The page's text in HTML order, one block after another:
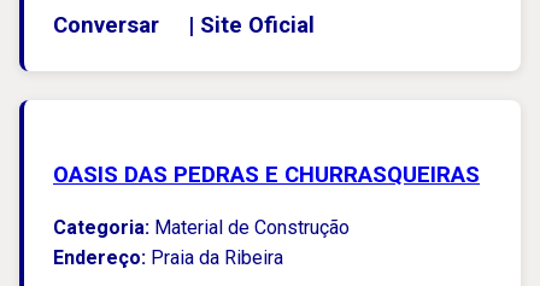
Conversar | Site Oficial
OASIS DAS PEDRAS E CHURRASQUEIRAS
Categoria: Material de Construção
Endereço: Praia da Ribeira